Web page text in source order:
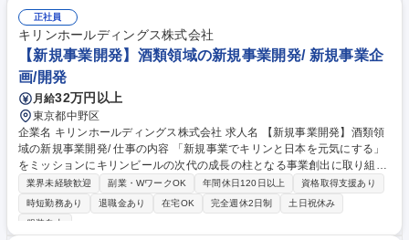
あたる全般 募集職種 【ノベル編集】自らの手でレーベルを成長させる/ブ
シロードワークス出向
正社員
キリンホールディングス株式会社
【新規事業開発】酒類領域の新規事業開発/ 新規事業企
画/開発
月給32万円以上
東京都中野区
企業名 キリンホールディングス株式会社 求人名 【新規事業開発】酒類領
域の新規事業開発/ 仕事の内容 「新規事業でキリンと日本を元気にする」
をミッションにキリンビールの次代の成長の柱となる事業創出に取り組む
当組織において新規事業立ち上げに関わる業務全般をお任せいたします。
【詳細】■市場調査・顧客インサイトの収集・分析 ■事業コンセプト策
定・ビジネスモデル構築 ■無償／有償検証プラン（PoC）の策定と実施）
業界未経験歓迎 副業・WワークOK 年間休日120日以上
資格取得支援あり
時短勤務あり
退職金あり 在宅OK 完全週休2日制
土日祝休み
服装自由